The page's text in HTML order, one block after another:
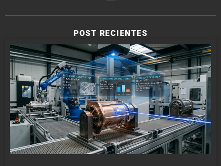
POST RECIENTES